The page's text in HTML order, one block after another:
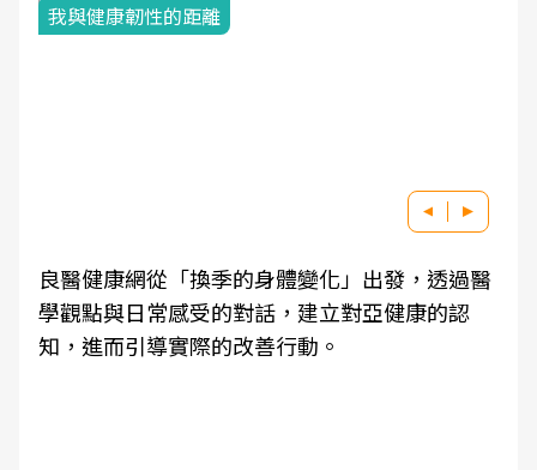
我與健康韌性的距離
良醫健康網從「換季的身體變化」出發，透過醫
學觀點與日常感受的對話，建立對亞健康的認
知，進而引導實際的改善行動。